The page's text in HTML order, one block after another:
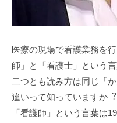
医療の現場で看護業務を
師」と「看護⼠」という
⼆つとも読み⽅は同じ「
違いって知っていますか︖
「看護師」という⾔葉は